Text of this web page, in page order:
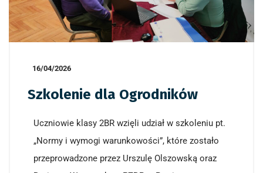
16/04/2026
Szkolenie dla Ogrodników
Uczniowie klasy 2BR wzięli udział w szkoleniu pt.
„Normy i wymogi warunkowości”, które zostało
przeprowadzone przez Urszulę Olszowską oraz